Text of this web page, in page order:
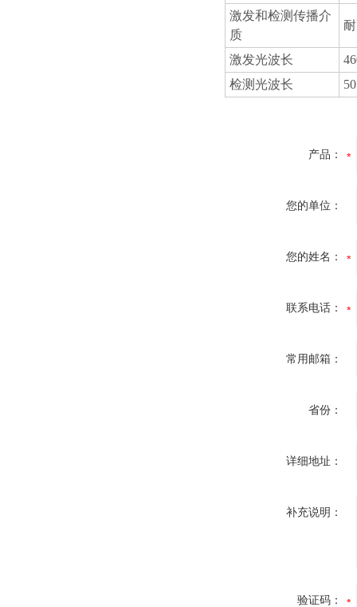
激发和检测传播介
质
激发光波长
检测光波长
产品：
您的单位：
您的姓名：
联系电话：
常用邮箱：
省份：
详细地址：
补充说明：
验证码：